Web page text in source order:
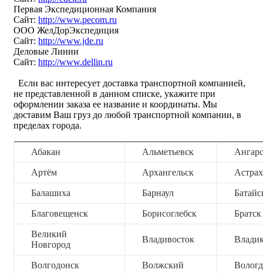
Первая Экспедиционная Компания
Сайт: http://www.pecom.ru
ООО ЖелДорЭкспедиция
Сайт: http://www.jde.ru
Деловые Линии
Сайт: http://www.dellin.ru
Если вас интересует доставка транспортной компанией,
не представленной в данном списке, укажите при
оформлении заказа ее название и координаты. Мы
доставим Ваш груз до любой транспортной компании, в
пределах города.
Абакан Альметьевск
Артём Архангельск
Балашиха Барнаул
Благовещенск Борисоглебск Братск
Великий
Новгород
Владивосток
Волгодонск Волжский